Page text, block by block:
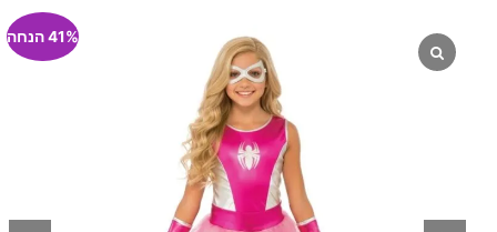
41% הנחה